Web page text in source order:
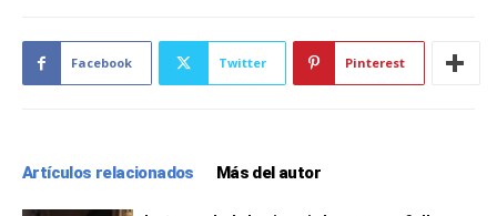
Facebook Twitter Pinterest
Artículos relacionados Más del autor